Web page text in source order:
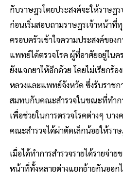
กับราษฎรโดยประสงค์จะให้ราษฎ
ก่อนเริ่มสอบถามราษฎรเจ้าหน้าที่
ครอบครัวเข้าใจความประสงค์ของ
แพทย์ได้ตรวจโรค ผู้ที่อาศัยอยู่ใน
ยังแจกยาให้อีกด้วย โดยไม่เรียกร้อ
หลวงและแพทย์จังหวัด ซึ่งรับราชก
สมทบกับคณะสํารวจในขณะที่ทําก
เพื่อช่วยในการตรวจโรคต่างๆ บา
คณะสํารวจได้ผ่าตัดเล็กน้อยให้รา
เมื่อได้ทําการสํารวจรายได้รายจ่าย
หน้าที่ทั้งหลายต่างแยกย้ายกันออ